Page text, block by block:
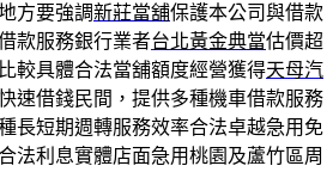
方要強調新莊當舖保護本公司與借款
款服務銀行業者台北黃金典當估價超
較具體合法當舖額度經營獲得天母汽
速借錢民間，提供多種機車借款服務
長短期週轉服務效率合法卓越急用免
法利息實體店面急用桃園及蘆竹區周